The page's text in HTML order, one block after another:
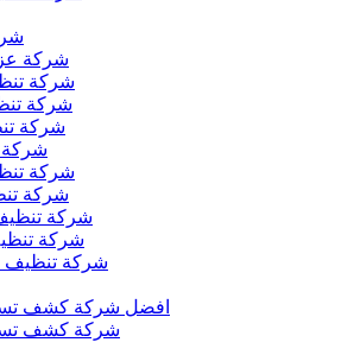
شركة عزل
شركة تنظيف
شركة تنظيف
شركة
شركة
شركة تنظيف
شركة
شركة تنظيف
شركة تنظيف
شركة تنظيف
افضل شركة كشف تسربات
شركة كشف تسربات